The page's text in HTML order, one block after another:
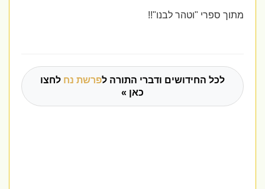
מתוך ספרי "וטהר לבנו"!!
לכל החידושים ודברי התורה לפרשת נחלחצו
כאן »